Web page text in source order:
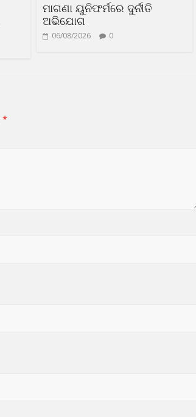
ମାଗଣା ୟୁନିଫର୍ମରେ ଦୁର୍ନୀତି
ଅଭିଯୋଗ
06/08/2026 0
*